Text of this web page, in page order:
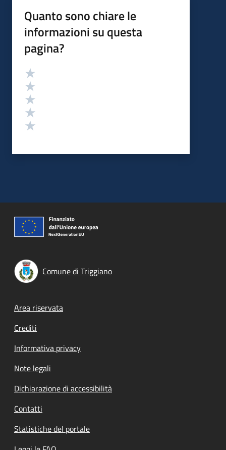
Quanto sono chiare le
informazioni su questa
pagina?
Valutazione
Comune di Triggiano
Footer menu
Area riservata
Crediti
Informativa privacy
Note legali
Dichiarazione di accessibilità
Contatti
Statistiche del portale